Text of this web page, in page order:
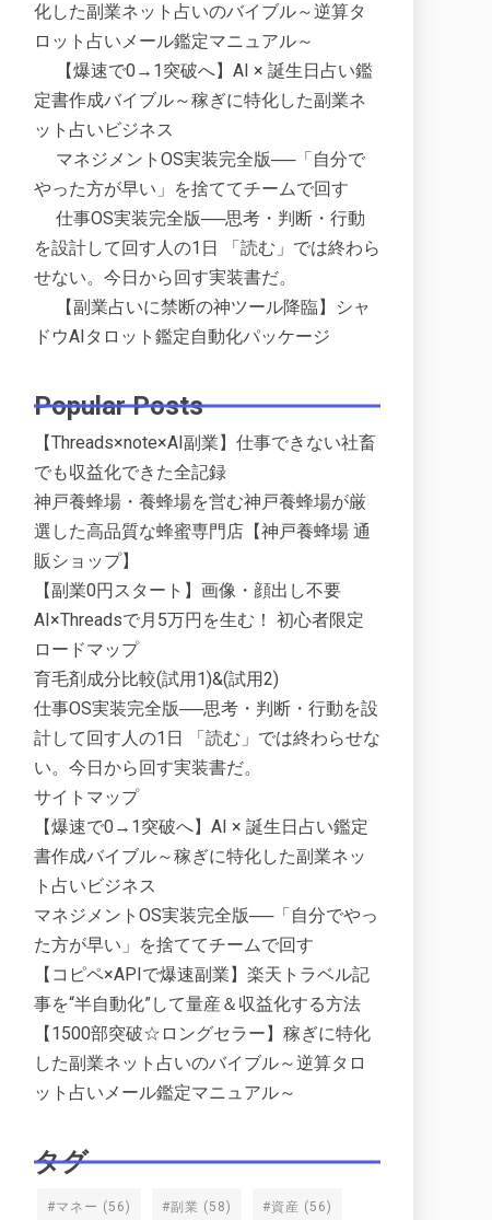
化した副業ネット占いのバイブル～逆算タ
ロット占いメール鑑定マニュアル～
【爆速で0→1突破へ】AI × 誕生日占い鑑
定書作成バイブル～稼ぎに特化した副業ネ
ット占いビジネス
マネジメントOS実装完全版──「自分で
やった方が早い」を捨ててチームで回す
仕事OS実装完全版──思考・判断・行動
を設計して回す人の1日 「読む」では終わら
せない。今日から回す実装書だ。
【副業占いに禁断の神ツール降臨】シャ
ドウAIタロット鑑定自動化パッケージ
Popular Posts
【Threads×note×AI副業】仕事できない社畜
でも収益化できた全記録
神戸養蜂場・養蜂場を営む神戸養蜂場が厳
選した高品質な蜂蜜専門店【神戸養蜂場 通
販ショップ】
【副業0円スタート】画像・顔出し不要
AI×Threadsで月5万円を生む！ 初心者限定
ロードマップ
育毛剤成分比較(試用1)&(試用2)
仕事OS実装完全版──思考・判断・行動を設
計して回す人の1日 「読む」では終わらせな
い。今日から回す実装書だ。
サイトマップ
【爆速で0→1突破へ】AI × 誕生日占い鑑定
書作成バイブル～稼ぎに特化した副業ネッ
ト占いビジネス
マネジメントOS実装完全版──「自分でやっ
た方が早い」を捨ててチームで回す
【コピペ×APIで爆速副業】楽天トラベル記
事を“半自動化”して量産＆収益化する方法
【1500部突破☆ロングセラー】稼ぎに特化
した副業ネット占いのバイブル～逆算タロ
ット占いメール鑑定マニュアル～
タグ
#マネー (56) #副業 (58) #資産 (56)